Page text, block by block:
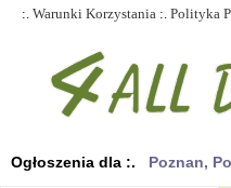
:. Warunki Korzystania :. Polityka
Ogłoszenia dla :. Poznan,